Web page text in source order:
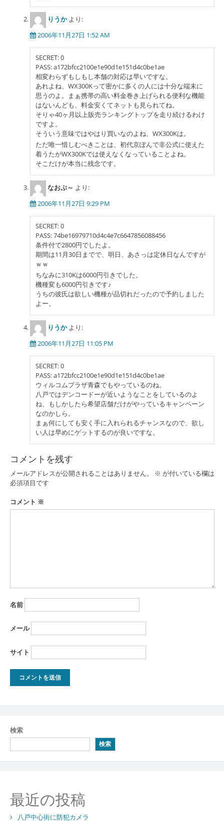
りうか より:
2006年11月27日 1:52 AM
SECRET: 0
PASS: a172bfcc2100e1e90d1e151d4c0be1ae
相変わらずもしもし本舗の対応は早いですな。
あれよね、WX300Kって密かに多くの人には十分な端末に
思うのよ。まぁ携帯の高い料金巻き上げられる便利な機能
はないんども、料金安くてネットも見られてね。
そりゃ40ヶ月以上販売ランキングトップを走り続けるわけ
ですよ。
そういう意味ではやはり買いなのよね、WX300Kは。
ただ唯一惜しむべきことは、初代京ぽんで非公式に使えた
着うたがWX300Kでは使えなくなっていることよね。
そこだけが本当に残念です。
なおぷ～ より:
2006年11月27日 9:29 PM
SECRET: 0
PASS: 74be16979710d4c4e7c6647856088456
条件付で2800円でしたよ。
期間は11月30日までで、明日、あさっは定休日なんですが
ｗｗ
ちなみに310Kは6000円引きでした。
機種変も6000円引きです♪
うちの彼氏は欲しい機種が品切れだったので予約しました
よー。
りうか より:
2006年11月27日 11:05 PM
SECRET: 0
PASS: a172bfcc2100e1e90d1e151d4c0be1ae
ウィルコムプラザ青森でもやっているのね。
八戸ではデンコードーが近いようなことをしているのよ
ね、もしかしたら希望店舗だけがやっているキャンペーン
なのかしら。
まぁ何にしても安く手に入れられるチャンスなので、欲し
い人は早めにゲットするのが良いですな。
コメントを残す
メールアドレスが公開されることはありません。 ※ が付いている欄は
必須項目です
コメント ※
名前
メール
サイト
検索
検索
最近の投稿
八戸中心街に防犯カメラ